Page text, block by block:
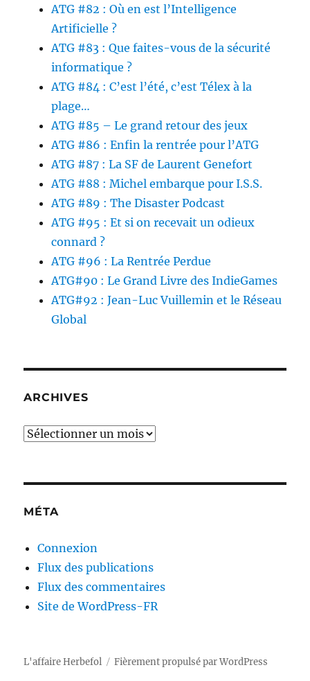
ATG #82 : Où en est l’Intelligence
Artificielle ?
ATG #83 : Que faites-vous de la sécurité
informatique ?
ATG #84 : C’est l’été, c’est Télex à la
plage…
ATG #85 – Le grand retour des jeux
ATG #86 : Enfin la rentrée pour l’ATG
ATG #87 : La SF de Laurent Genefort
ATG #88 : Michel embarque pour I.S.S.
ATG #89 : The Disaster Podcast
ATG #95 : Et si on recevait un odieux
connard ?
ATG #96 : La Rentrée Perdue
ATG#90 : Le Grand Livre des IndieGames
ATG#92 : Jean-Luc Vuillemin et le Réseau
Global
ARCHIVES
Archives
MÉTA
Connexion
Flux des publications
Flux des commentaires
Site de WordPress-FR
L'affaire Herbefol Fièrement propulsé par WordPress